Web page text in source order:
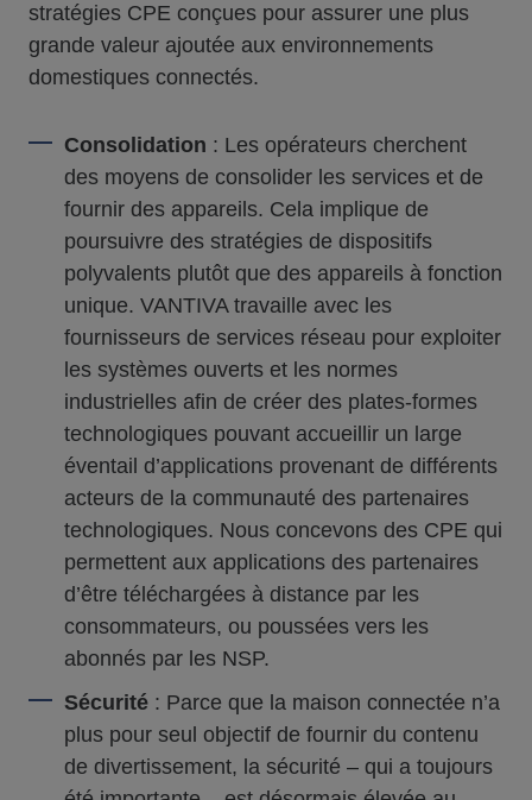
stratégies CPE conçues pour assurer une plus
grande valeur ajoutée aux environnements
domestiques connectés.
Consolidation : Les opérateurs cherchent
des moyens de consolider les services et de
fournir des appareils. Cela implique de
poursuivre des stratégies de dispositifs
polyvalents plutôt que des appareils à fonction
unique. VANTIVA travaille avec les
fournisseurs de services réseau pour exploiter
les systèmes ouverts et les normes
industrielles afin de créer des plates-formes
technologiques pouvant accueillir un large
éventail d’applications provenant de différents
acteurs de la communauté des partenaires
technologiques. Nous concevons des CPE qui
permettent aux applications des partenaires
d’être téléchargées à distance par les
consommateurs, ou poussées vers les
abonnés par les NSP.
Sécurité : Parce que la maison connectée n’a
plus pour seul objectif de fournir du contenu
de divertissement, la sécurité – qui a toujours